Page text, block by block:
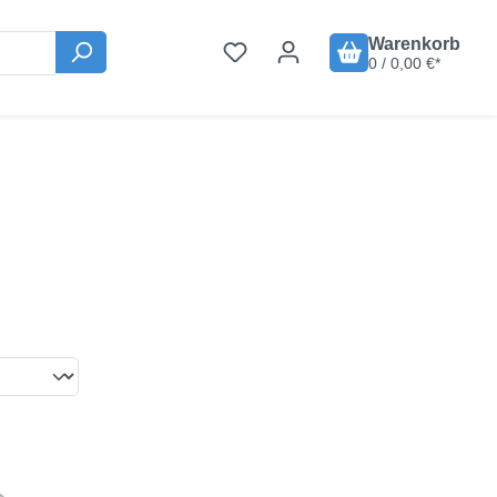
Warenkorb
0 / 0,00 €*